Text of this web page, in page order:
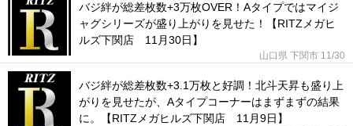
バジ絆が総差枚数+3万枚OVER！Aタイプではマイジ
ャグシリーズが盛り上がりを見せた！【RITZメガヒ
ルズ下関店 11月30日】
山口県 下関市 11/30
バジ絆が総差枚数+3.1万枚と好調！北斗天昇も盛り上
がりを見せたが、Aタイプコーナーはまずまずの結果
に。【RITZメガヒルズ下関店 11月9日】